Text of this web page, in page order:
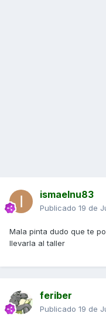
ismaelnu83
Publicado 19 de
Mala pinta dudo que te
llevarla al taller
feriber
Publicado 19 de